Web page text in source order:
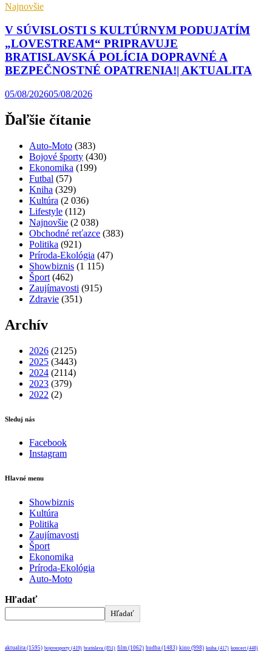
Najnovšie
V SÚVISLOSTI S KULTÚRNYM PODUJATÍM
„LOVESTREAM“ PRIPRAVUJE
BRATISLAVSKÁ POLÍCIA DOPRAVNÉ A
BEZPEČNOSTNÉ OPATRENIA!| AKTUALITA
05/08/202605/08/2026
Ďaľšie čítanie
Auto-Moto (383)
Bojové športy (430)
Ekonomika (199)
Futbal (57)
Kniha (329)
Kultúra (2 036)
Lifestyle (112)
Najnovšie (2 038)
Obchodné reťazce (383)
Politika (921)
Príroda-Ekológia (47)
Showbiznis (1 115)
Šport (462)
Zaujímavosti (915)
Zdravie (351)
Archív
2026 (2125)
2025 (3443)
2024 (2114)
2023 (379)
2022 (2)
Sleduj nás
Facebook
Instagram
Hlavné menu
Showbiznis
Kultúra
Politika
Zaujímavosti
Šport
Ekonomika
Príroda-Ekológia
Auto-Moto
Hľadať
Hľadať
aktualita (1595) bojovesporty (419) bratislava (851) film (1062) hudba (1483) kino (998) kniha (417) koncert (448)